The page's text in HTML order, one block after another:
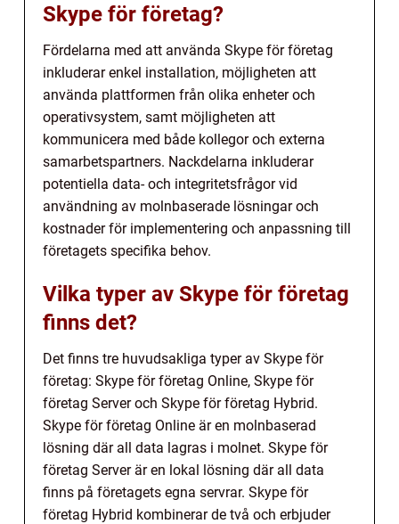
Skype för företag?
Fördelarna med att använda Skype för företag
inkluderar enkel installation, möjligheten att
använda plattformen från olika enheter och
operativsystem, samt möjligheten att
kommunicera med både kollegor och externa
samarbetspartners. Nackdelarna inkluderar
potentiella data- och integritetsfrågor vid
användning av molnbaserade lösningar och
kostnader för implementering och anpassning till
företagets specifika behov.
Vilka typer av Skype för företag
finns det?
Det finns tre huvudsakliga typer av Skype för
företag: Skype för företag Online, Skype för
företag Server och Skype för företag Hybrid.
Skype för företag Online är en molnbaserad
lösning där all data lagras i molnet. Skype för
företag Server är en lokal lösning där all data
finns på företagets egna servrar. Skype för
företag Hybrid kombinerar de två och erbjuder